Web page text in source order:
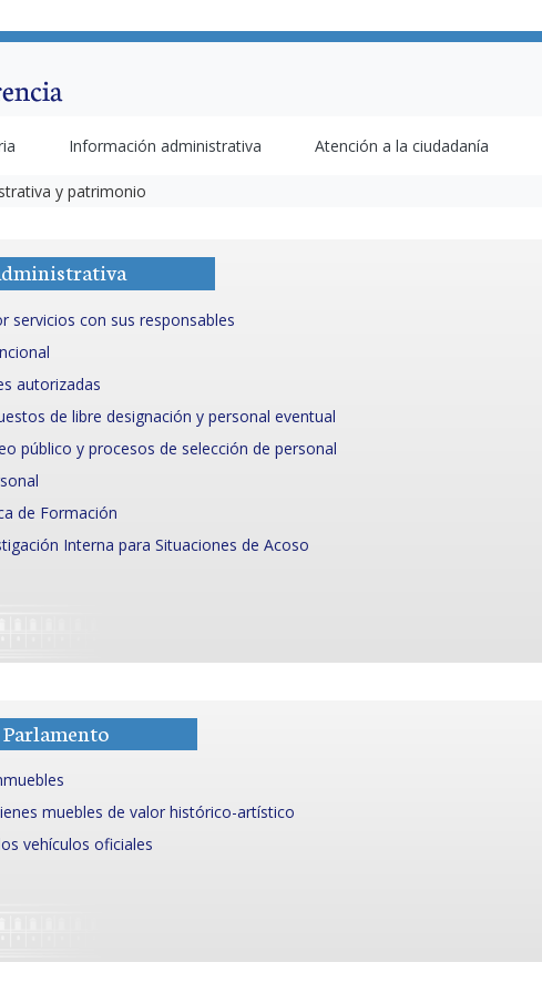
Información administrativa Atención a la ciudadanía
y patrimonio
servicios con sus responsables
autorizadas
de libre designación y personal eventual
público y procesos de selección de personal
de Formación
Interna para Situaciones de Acoso
muebles de valor histórico-artístico
vehículos oficiales